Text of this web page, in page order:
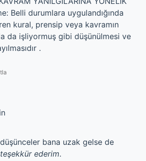
Belli durumlara uygulandığında
kural, prensip veya kavramın
da işliyormuş gibi düşünülmesi ve
.
bana uzak gelse de
teşekkür ederim.